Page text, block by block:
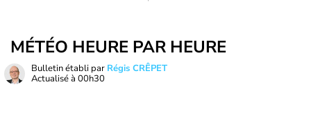
MÉTÉO HEURE PAR HEURE
Bulletin établi par Régis CRÊPET
Actualisé à 00h30